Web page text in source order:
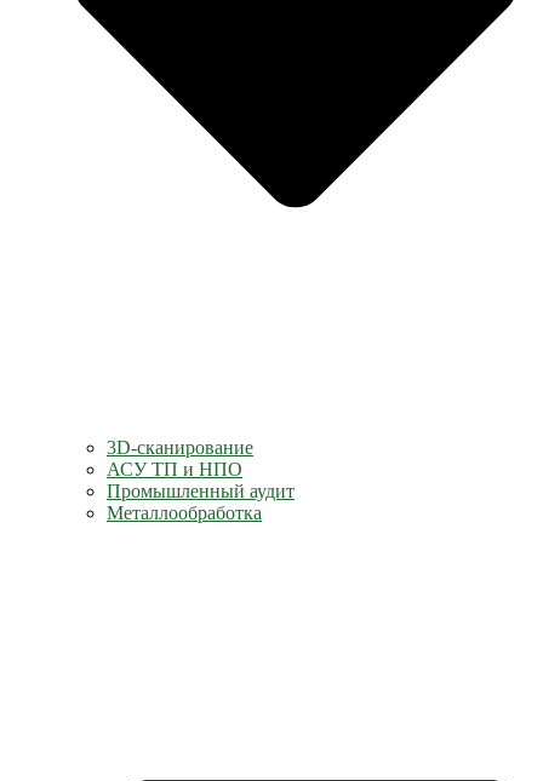
3D-сканирование
АСУ ТП и НПО
Промышленный аудит
Металлообработка